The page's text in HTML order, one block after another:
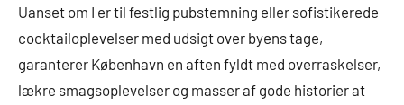
Uanset om I er til festlig pubstemning eller sofistikerede
cocktailoplevelser med udsigt over byens tage,
garanterer København en aften fyldt med overraskelser,
lækre smagsoplevelser og masser af gode historier at